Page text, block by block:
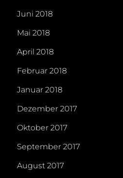
Juni 2018
Mai 2018
April 2018
Februar 2018
Januar 2018
Dezember 2017
Oktober 2017
September 2017
August 2017